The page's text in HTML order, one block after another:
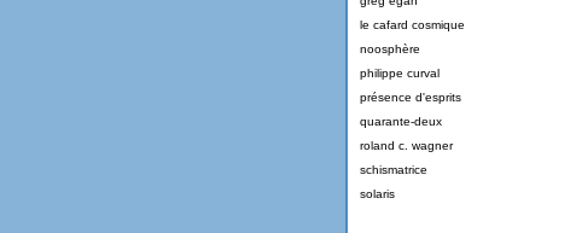
le cafard cosmique
noosphère
philippe curval
présence d'esprits
quarante-deux
roland c. wagner
schismatrice
solaris